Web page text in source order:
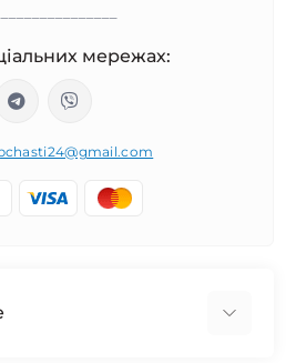
мережах: